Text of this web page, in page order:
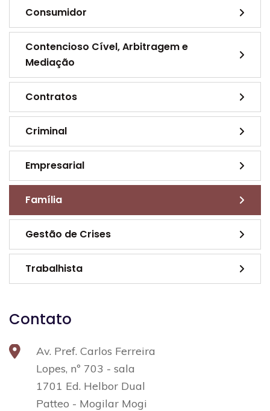
Consumidor
Contencioso Cível, Arbitragem e
Mediação
Contratos
Criminal
Empresarial
Família
Gestão de Crises
Trabalhista
Contato
Av. Pref. Carlos Ferreira
Lopes, nº 703 - sala
1701 Ed. Helbor Dual
Patteo - Mogilar Mogi